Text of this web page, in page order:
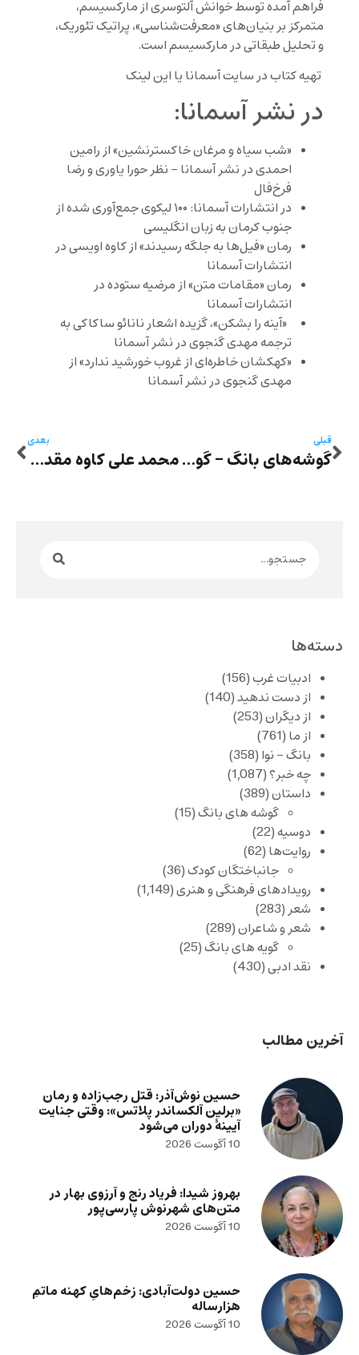
فراهم آمده توسط خوانش آلتوسری از مارکسیسم،
متمرکز بر بنیان‌­های «معرفت‌­شناسی»، پراتیک تئوریک،
و تحلیل طبقاتی در مارکسیسم است.
تهیه کتاب در سایتآسمانا یا اینلینک
در نشر آسمانا:
«شب سیاه و مرغان خاکسترنشین» از رامین
احمدی در نشر آسمانا – نظر حورا یاوری و رضا
فرخ‌فال
در انتشارات آسمانا: ۱۰۰ لیکوی جمع‌آوری شده از
جنوب کرمان به زبان انگلیسی
رمان «فیل‌ها به جلگه رسیدند» از کاوه اویسی در
انتشارات آسمانا
رمان «مقامات متن» از مرضیه ستوده در
انتشارات آسمانا
«آینه را بشکن»، گزیده اشعار نانائو ساکاکی به
ترجمه مهدی گنجوی در نشر آسمانا
«کهکشان خاطره‌ای از غروب خورشید ندارد» از
مهدی گنجوی در نشر آسمانا
قبلی
گوشه‌های بانگ – گوشۀ چهارم: «بیجار» نوشتۀ نرگس مقدسیان
بعدی
محمد علی کاوه مقدم: پیاده‌روی آقای نویسنده
دسته‌ها
ادبیات غرب(156)
از دست ندهید(140)
از دیگران(253)
از ما (761)
بانگ – نوا (358)
چه خبر؟(1,087)
داستان(389)
گوشه های بانگ(15)
دوسیه(22)
روایت‌ها (62)
جانباختگان کودک(36)
رویدادهای فرهنگی و هنری(1,149)
شعر (283)
شعر و شاعران(289)
گویه های بانگ(25)
نقد ادبی(430)
آخرین مطالب
حسین نوش‌آذر: قتل رجب‌زاده و رمان
«برلین آلکساندر پلاتس»: وقتی جنایت
آیینهٔ دوران می‌شود
10 آگوست 2026
بهروز شیدا: فریاد رنج و آرزوی بهار در
متن‌های شهرنوش پارسی‌پور
10 آگوست 2026
حسین دولت‌آبادی: زخم‌هایِ کهنه ماتمِ
هزارساله
10 آگوست 2026